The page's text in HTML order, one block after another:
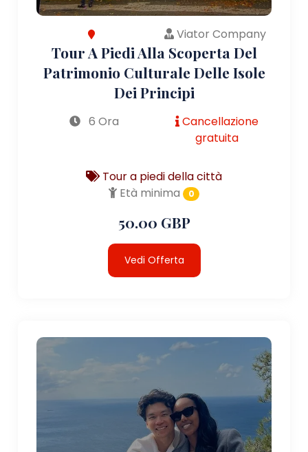
Viator Company
Tour A Piedi Alla Scoperta Del
Patrimonio Culturale Delle Isole
Dei Principi
6 Ora
Cancellazione
gratuita
Tour a piedi della città
Età minima
0
50.00 GBP
Vedi Offerta